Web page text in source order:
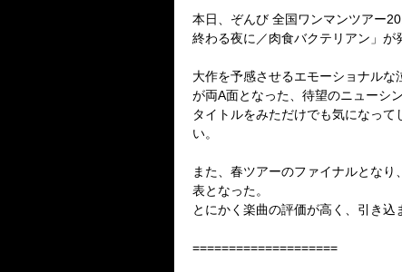
本日、ぞんび 全国ワンマンツアー
終わる夜に／肉食バクテリアン」が
大作を予感させるエモーショナルな
が両A面となった、待望のニューシ
タイトルをみただけでも気になって
い。
また、春ツアーのファイナルとなり
表となった。
とにかく楽曲の評価が高く、引き込
====================